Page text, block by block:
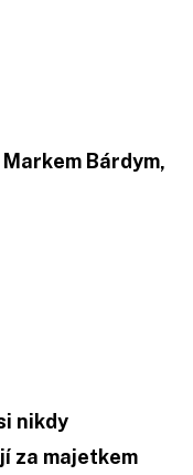
Bárdym,
nikdy
za majetkem